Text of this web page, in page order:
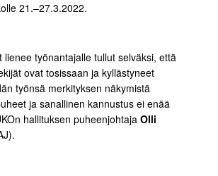
21.–27.3.2022.
lienee työnantajalle tullut selväksi, että
ovat tosissaan ja kyllästyneet
työnsä merkityksen näkymistä
ja sanallinen kannustus ei enää
hallituksen puheenjohtaja Olli